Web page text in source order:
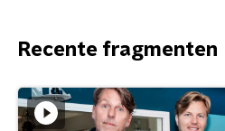
Recente fragmenten